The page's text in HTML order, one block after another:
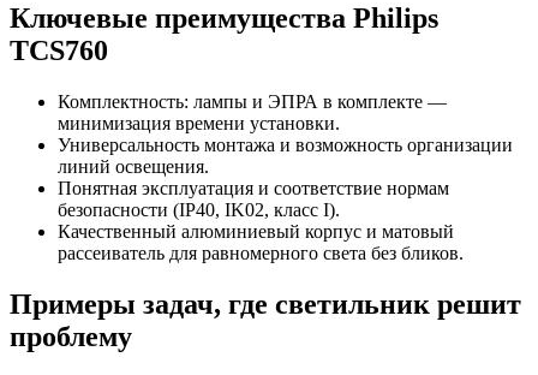
Ключевые преимущества Philips
TCS760
Комплектность: лампы и ЭПРА в комплекте —
минимизация времени установки.
Универсальность монтажа и возможность организации
линий освещения.
Понятная эксплуатация и соответствие нормам
безопасности (IP40, IK02, класс I).
Качественный алюминиевый корпус и матовый
рассеиватель для равномерного света без бликов.
Примеры задач, где светильник решит
проблему